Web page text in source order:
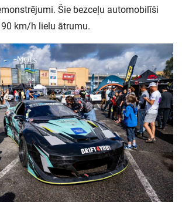
Šie bezceļu automobilīši
km/h lielu ātrumu.